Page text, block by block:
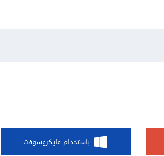
باستخدام مايكروسوفت